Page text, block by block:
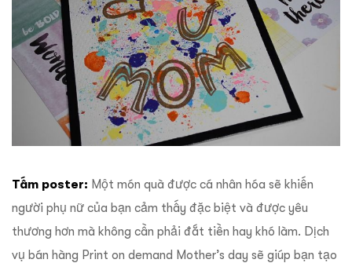
Tấm poster: Một món quà được cá nhân hóa sẽ khiến
người phụ nữ của bạn cảm thấy đặc biệt và được yêu
thương hơn mà không cần phải đắt tiền hay khó làm. Dịch
vụ bán hàng Print on demand Mother’s day sẽ giúp bạn tạo